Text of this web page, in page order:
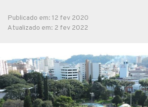
Publicado em: 12 fev 2020
Atualizado em: 2 fev 2022